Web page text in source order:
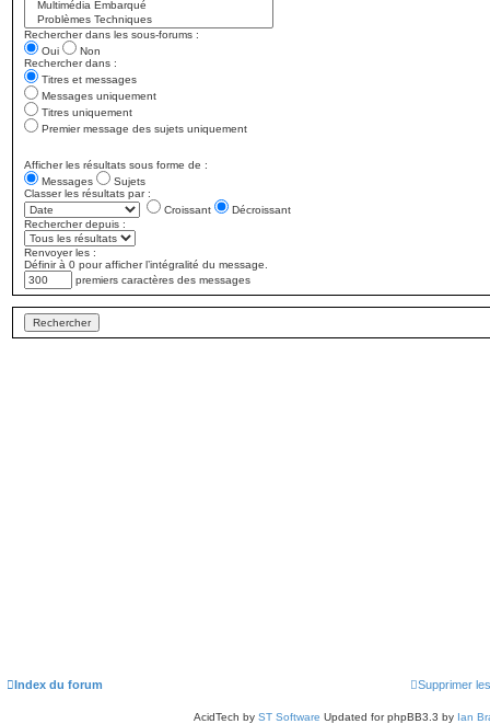
Rechercher dans les sous-forums :
Oui
Non
Rechercher dans :
Titres et messages
Messages uniquement
Titres uniquement
Premier message des sujets uniquement
Afficher les résultats sous forme de :
Messages
Sujets
Classer les résultats par :
Croissant
Décroissant
Rechercher depuis :
Renvoyer les :
Définir à 0 pour afficher l’intégralité du message.
premiers caractères des messages
Index du forum Supprimer
AcidTech by ST Software Updated for phpBB3.3 by Ian